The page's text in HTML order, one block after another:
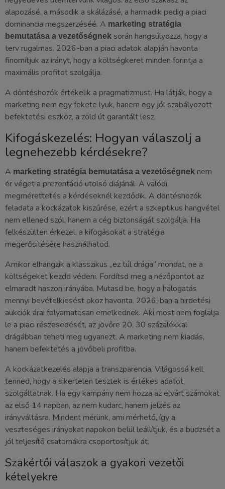
alapozásé, a második a skálázásé, a harmadik pedig a piaci
dominancia megszerzéséé. A marketing stratégia
bemutatása a vezetőségnek során hangsúlyozza, hogy a
terv rugalmas. 2026-ban a piaci adatok alapján havonta
finomítjuk az irányt, hogy a költségkeret minden forintja a
maximális profitot szolgálja.
A döntéshozók értékelik a pragmatizmust. Ha látják, hogy a
marketing nem egy fekete lyuk, hanem egy jól szabályozott
befektetési eszköz, a zöld út garantált lesz.
Kifogáskezelés: Hogyan válaszolj a
legnehezebb kérdésekre?
A marketing stratégia bemutatása a vezetőségnek nem
ér véget a prezentáció utolsó diájánál. A valódi
megmérettetés a kérdéseknél kezdődik. A döntéshozók
feladata a kockázatok kiszűrése, ezért a szkeptikus hangvétel
nem ellened szól, hanem a cég biztonságát szolgálja. Ha
felkészülten érkezel, a kifogásokat a stratégia
megerősítésére használhatod.
Amikor elhangzik a klasszikus „ez túl drága” mondat, ne a
költségeket kezdd védeni. Fordítsd meg a nézőpontot az
elmaradt haszon irányába. Mutasd be, hogy a halogatás
mennyi bevételkiesést okoz havonta. 2026-ban a hirdetési
aukciók árai folyamatosan emelkednek. Aki most nem foglalja
le a piaci részesedését, az jövőre 20, 30 százalékkal
drágábban teheti meg ugyanezt. A marketing nem kiadás,
hanem befektetés a jövőbeli profitba.
A kockázatkezelés alapja a transzparencia. Világossá kell
tenned, hogy a sikertelen tesztek is értékes adatot
szolgáltatnak. Ha egy kampány nem hozza az elvárt számokat
az első 14 napban, az nem kudarc, hanem jelzés az
irányváltásra. Mindent mérünk, ami mérhető, így a
veszteséges irányokat napokon belül leállítjuk, és a büdzsét a
jól teljesítő csatornákra csoportosítjuk át.
Szakértői válaszok a gyakori vezetői
kételyekre